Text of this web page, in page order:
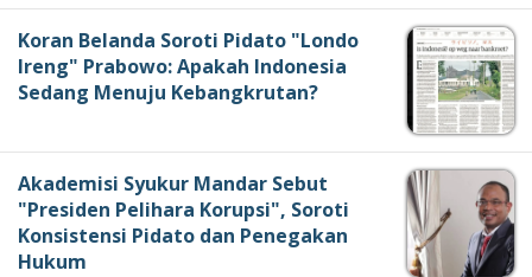
Koran Belanda Soroti Pidato "Londo
Ireng" Prabowo: Apakah Indonesia
Sedang Menuju Kebangkrutan?
Akademisi Syukur Mandar Sebut
"Presiden Pelihara Korupsi", Soroti
Konsistensi Pidato dan Penegakan
Hukum